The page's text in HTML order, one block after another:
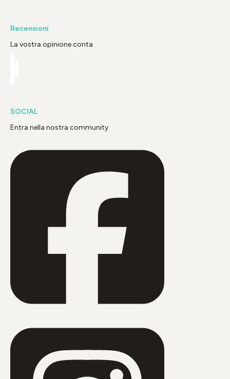
Recensioni
La vostra opinione conta
SOCIAL
Entra nella nostra community